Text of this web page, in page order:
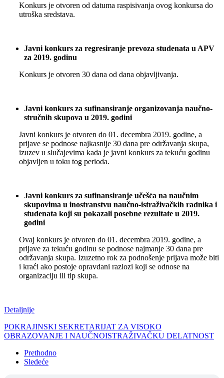
Konkurs je otvoren od datuma raspisivanja ovog konkursa do
utroška sredstava.
Javni konkurs za regresiranje prevoza studenata u APV
za 2019. godinu
Konkurs je otvoren 30 dana od dana objavljivanja.
Javni konkurs za sufinansiranje organizovanja naučno-
stručnih skupova u 2019. godini
Javni konkurs je otvoren do 01. decembra 2019. godine, a
prijave se podnose najkasnije 30 dana pre održavanja skupa,
izuzev u slučajevima kada je javni konkurs za tekuću godinu
objavljen u toku tog perioda.
Javni konkurs za sufinansiranje učešća na naučnim
skupovima u inostranstvu naučno-istraživačkih radnika i
studenata koji su pokazali posebne rezultate u 2019.
godini
Ovaj konkurs je otvoren do 01. decembra 2019. godine, a
prijave za tekuću godinu se podnose najmanje 30 dana pre
održavanja skupa. Izuzetno rok za podnošenje prijava može biti
i kraći ako postoje opravdani razlozi koji se odnose na
organizaciju ili tip skupa.
Detaljnije
POKRAJINSKI SEKRETARIJAT ZA VISOKO
OBRAZOVANJE I NAUČNOISTRAŽIVAČKU DELATNOST
Prethodno
Sledeće